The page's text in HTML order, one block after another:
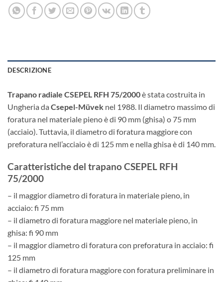
DESCRIZIONE
Trapano radiale CSEPEL RFH 75/2000è stata costruita in
Ungheria da Csepel-Müvek nel 1988. Il diametro massimo di
foratura nel materiale pieno è di 90 mm (ghisa) o 75 mm
(acciaio). Tuttavia, il diametro di foratura maggiore con
preforatura nell’acciaio è di 125 mm e nella ghisa è di 140 mm.
Caratteristiche del trapano CSEPEL RFH
75/2000
– il maggior diametro di foratura in materiale pieno, in
acciaio: fi 75 mm
– il diametro di foratura maggiore nel materiale pieno, in
ghisa: fi 90 mm
– il maggior diametro di foratura con preforatura in acciaio: fi
125 mm
– il diametro di foratura maggiore con foratura preliminare in